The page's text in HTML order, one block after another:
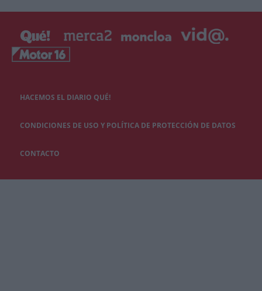
HACEMOS EL DIARIO QUÉ!
CONDICIONES DE USO Y POLÍTICA DE PROTECCIÓN DE DATOS
CONTACTO